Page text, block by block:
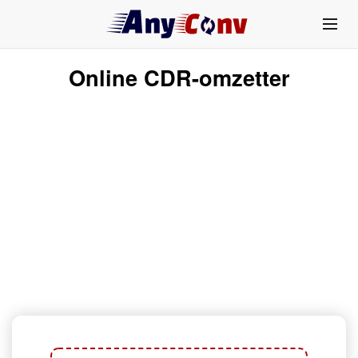
Online CDR-omzetter